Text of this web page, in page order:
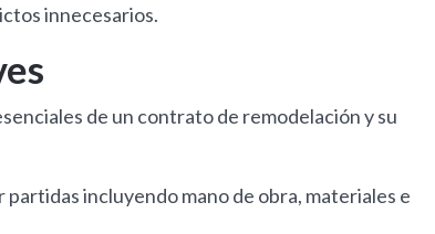
innecesarios.
de un contrato de remodelación y su
incluyendo mano de obra, materiales e